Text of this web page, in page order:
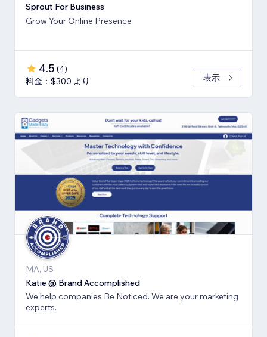
Sprout For Business
Grow Your Online Presence
4.5 (4)
料金：$300 より
表示
MA, US
Katie @ Brand Accomplished
We help companies Be Noticed. We are your marketing
experts.